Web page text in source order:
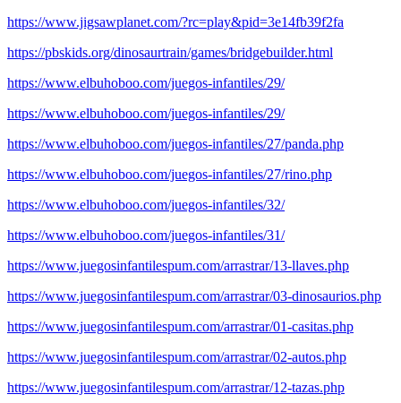
https://www.jigsawplanet.com/?rc=play&pid=3e14fb39f2fa
https://pbskids.org/dinosaurtrain/games/bridgebuilder.html
https://www.elbuhoboo.com/juegos-infantiles/29/
https://www.elbuhoboo.com/juegos-infantiles/29/
https://www.elbuhoboo.com/juegos-infantiles/27/panda.php
https://www.elbuhoboo.com/juegos-infantiles/27/rino.php
https://www.elbuhoboo.com/juegos-infantiles/32/
https://www.elbuhoboo.com/juegos-infantiles/31/
https://www.juegosinfantilespum.com/arrastrar/13-llaves.php
https://www.juegosinfantilespum.com/arrastrar/03-dinosaurios.php
https://www.juegosinfantilespum.com/arrastrar/01-casitas.php
https://www.juegosinfantilespum.com/arrastrar/02-autos.php
https://www.juegosinfantilespum.com/arrastrar/12-tazas.php